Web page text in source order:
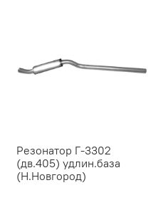
Резонатор Г-3302
(дв.405) удлин.база
(Н.Новгород)